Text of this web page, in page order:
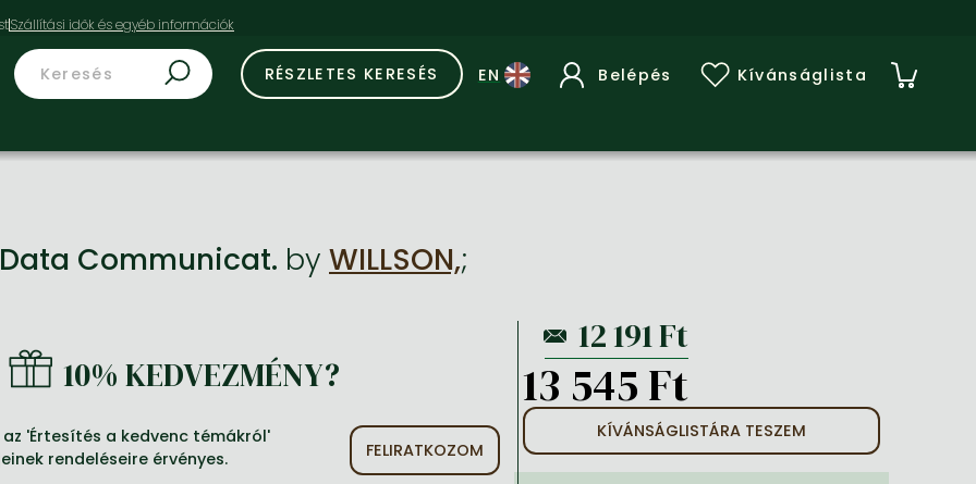
RÉSZLETES KERESÉS Belépés Kívánságlista
Communicat. by WILLSON,;
10% KEDVEZMÉNY?
az 'Értesítés a kedvenc témákról'
rendeléseire érvényes.
FELIRATKOZOM
13 545 Ft
KÍVÁNSÁGLISTÁRA TESZEM